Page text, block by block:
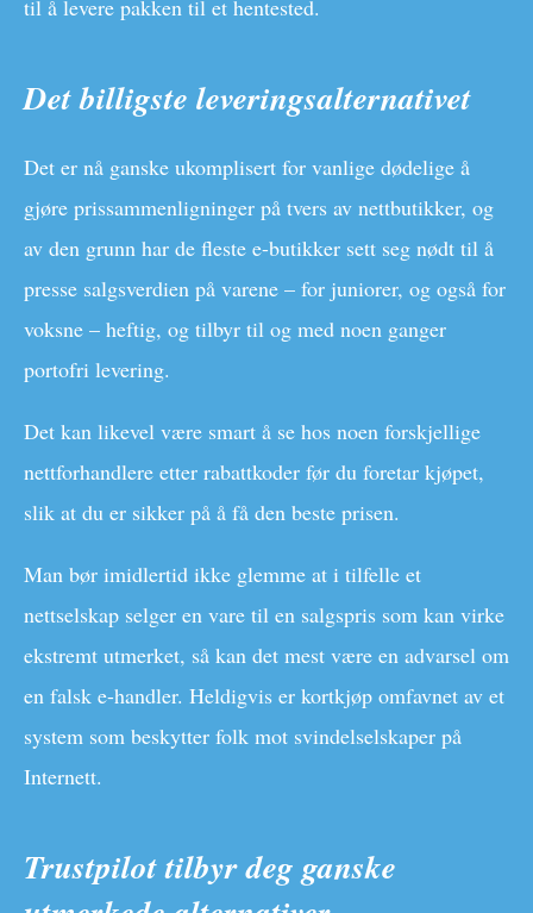
til å levere pakken til et hentested.
Det billigste leveringsalternativet
Det er nå ganske ukomplisert for vanlige dødelige å
gjøre prissammenligninger på tvers av nettbutikker, og
av den grunn har de fleste e-butikker sett seg nødt til å
presse salgsverdien på varene – for juniorer, og også for
voksne – heftig, og tilbyr til og med noen ganger
portofri levering.
Det kan likevel være smart å se hos noen forskjellige
nettforhandlere etter rabattkoder før du foretar kjøpet,
slik at du er sikker på å få den beste prisen.
Man bør imidlertid ikke glemme at i tilfelle et
nettselskap selger en vare til en salgspris som kan virke
ekstremt utmerket, så kan det mest være en advarsel om
en falsk e-handler. Heldigvis er kortkjøp omfavnet av et
system som beskytter folk mot svindelselskaper på
Internett.
Trustpilot tilbyr deg ganske